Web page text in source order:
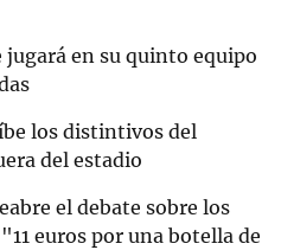
en su quinto equipo
los distintivos del
del estadio
el debate sobre los
euros por una botella de